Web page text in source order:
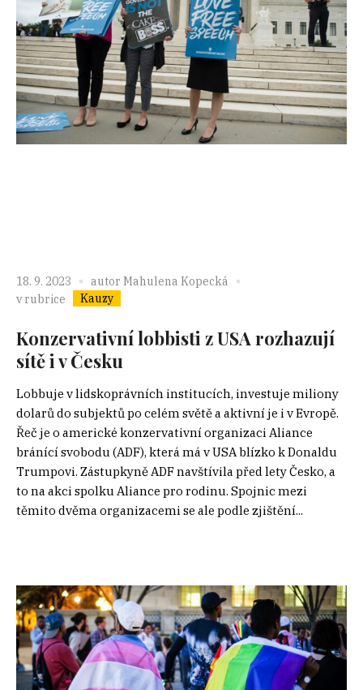
18. 9. 2023 autor Mahulena Kopecká
v rubrice
Kauzy
Konzervativní lobbisti z USA rozhazují
sítě i v Česku
Lobbuje v lidskoprávních institucích, investuje miliony
dolarů do subjektů po celém světě a aktivní je i v Evropě.
Řeč je o americké konzervativní organizaci Aliance
bránící svobodu (ADF), která má v USA blízko k Donaldu
Trumpovi. Zástupkyně ADF navštívila před lety Česko, a
to na akci spolku Aliance pro rodinu. Spojnic mezi
těmito dvěma organizacemi se ale podle zjištění...